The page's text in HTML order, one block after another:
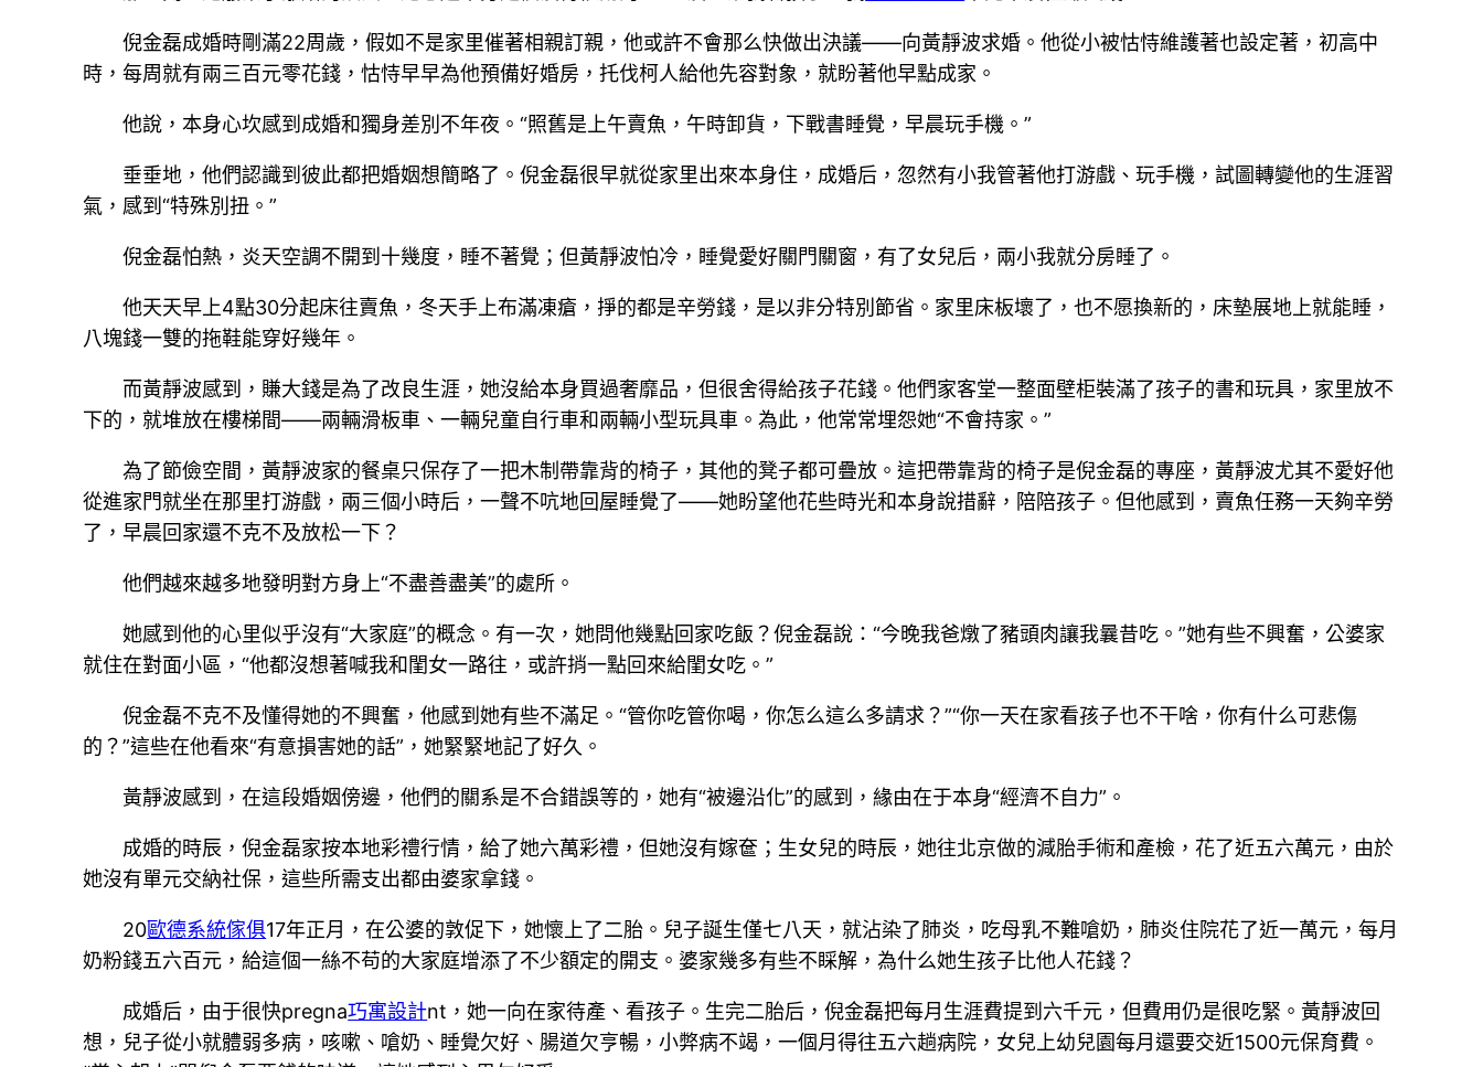
倪金磊成婚時剛滿22周歲，假如不是家里催著相親訂親，他或許不會那么快做出決議——向黃靜波求婚。他從小被怙恃維護著也設定著，初高中
時，每周就有兩三百元零花錢，怙恃早早為他預備好婚房，托伐柯人給他先容對象，就盼著他早點成家。
他說，本身心坎感到成婚和獨身差別不年夜。“照舊是上午賣魚，午時卸貨，下戰書睡覺，早晨玩手機。”
垂垂地，他們認識到彼此都把婚姻想簡略了。倪金磊很早就從家里出來本身住，成婚后，忽然有小我管著他打游戲、玩手機，試圖轉變他的生涯習
氣，感到“特殊別扭。”
倪金磊怕熱，炎天空調不開到十幾度，睡不著覺；但黃靜波怕冷，睡覺愛好關門關窗，有了女兒后，兩小我就分房睡了。
他天天早上4點30分起床往賣魚，冬天手上布滿凍瘡，掙的都是辛勞錢，是以非分特別節省。家里床板壞了，也不愿換新的，床墊展地上就能睡，
八塊錢一雙的拖鞋能穿好幾年。
而黃靜波感到，賺大錢是為了改良生涯，她沒給本身買過奢靡品，但很舍得給孩子花錢。他們家客堂一整面壁柜裝滿了孩子的書和玩具，家里放不
下的，就堆放在樓梯間——兩輛滑板車、一輛兒童自行車和兩輛小型玩具車。為此，他常常埋怨她“不會持家。”
為了節儉空間，黃靜波家的餐桌只保存了一把木制帶靠背的椅子，其他的凳子都可疊放。這把帶靠背的椅子是倪金磊的專座，黃靜波尤其不愛好他
從進家門就坐在那里打游戲，兩三個小時后，一聲不吭地回屋睡覺了——她盼望他花些時光和本身說措辭，陪陪孩子。但他感到，賣魚任務一天夠辛勞
了，早晨回家還不克不及放松一下？
他們越來越多地發明對方身上“不盡善盡美”的處所。
她感到他的心里似乎沒有“大家庭”的概念。有一次，她問他幾點回家吃飯？倪金磊說：“今晚我爸燉了豬頭肉讓我曩昔吃。”她有些不興奮，公婆家
就住在對面小區，“他都沒想著喊我和閨女一路往，或許捎一點回來給閨女吃。”
倪金磊不克不及懂得她的不興奮，他感到她有些不滿足。“管你吃管你喝，你怎么這么多請求？”“你一天在家看孩子也不干啥，你有什么可悲傷
的？”這些在他看來“有意損害她的話”，她緊緊地記了好久。
黃靜波感到，在這段婚姻傍邊，他們的關系是不合錯誤等的，她有“被邊沿化”的感到，緣由在于本身“經濟不自力”。
成婚的時辰，倪金磊家按本地彩禮行情，給了她六萬彩禮，但她沒有嫁奩；生女兒的時辰，她往北京做的減胎手術和產檢，花了近五六萬元，由於
她沒有單元交納社保，這些所需支出都由婆家拿錢。
20歐德系統傢俱17年正月，在公婆的敦促下，她懷上了二胎。兒子誕生僅七八天，就沾染了肺炎，吃母乳不難嗆奶，肺炎住院花了近一萬元，每月
奶粉錢五六百元，給這個一絲不苟的大家庭增添了不少額定的開支。婆家幾多有些不睬解，為什么她生孩子比他人花錢？
成婚后，由于很快pregna巧寓設計nt，她一向在家待產、看孩子。生完二胎后，倪金磊把每月生涯費提到六千元，但費用仍是很吃緊。黃靜波回
想，兒子從小就體弱多病，咳嗽、嗆奶、睡覺欠好、腸道欠亨暢，小弊病不竭，一個月得往五六趟病院，女兒上幼兒園每月還要交近1500元保育費。